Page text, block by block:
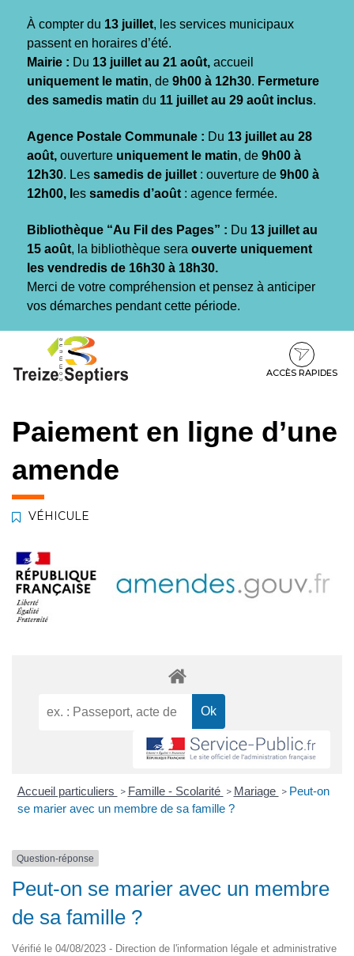
À compter du 13 juillet, les services municipaux
passent en horaires d’été.
Mairie : Du 13 juillet au 21 août, accueil
uniquement le matin, de 9h00 à 12h30. Fermeture
des samedis matin du 11 juillet au 29 août inclus.
Agence Postale Communale : Du 13 juillet au 28
août, ouverture uniquement le matin, de 9h00 à
12h30. Les samedis de juillet : ouverture de 9h00 à
12h00, l es samedis d’août : agence fermée.
Bibliothèque “Au Fil des Pages” : Du 13 juillet au
15 août, la bibliothèque sera ouverte uniquement
les vendredis de 16h30 à 18h30.
Merci de votre compréhension et pensez à anticiper
vos démarches pendant cette période.
contenu
pied
ACCÈS RAPIDES
Paiement en ligne d’une
amende
VÉHICULE
Accueil particuliers > Famille - Scolarité > Mariage > Peut-on
se marier avec un membre de sa famille ?
Question-réponse
Peut-on se marier avec un membre
de sa famille ?
Vérifié le 04/08/2023 - Direction de l'information légale et administrative